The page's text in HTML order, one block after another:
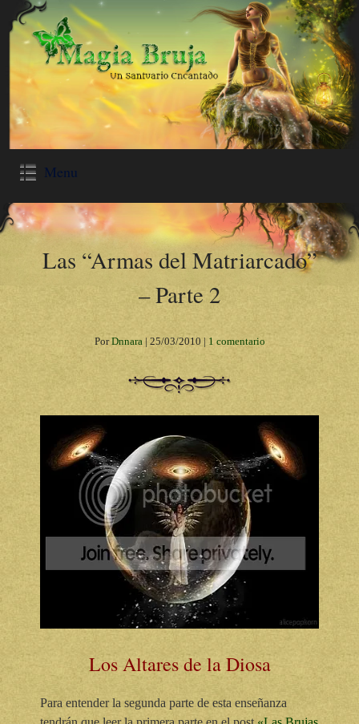
Menu
Las “Armas del Matriarcado”
– Parte 2
PorDnnara| 25/03/2010 | 1 comentario
Los Altares de la Diosa
Para entender la segunda parte de esta enseñanza